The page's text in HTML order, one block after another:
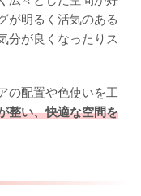
が明るく活気のある
分が良くなったりス
の配置や色使いを工
整い、快適な空間を